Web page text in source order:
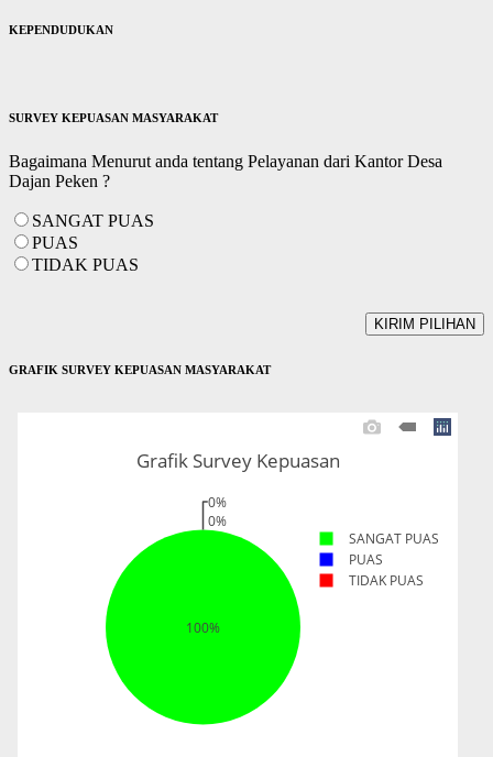
KEPENDUDUKAN
SURVEY KEPUASAN MASYARAKAT
Bagaimana Menurut anda tentang Pelayanan dari Kantor Desa
Dajan Peken ?
SANGAT PUAS
PUAS
TIDAK PUAS
GRAFIK SURVEY KEPUASAN MASYARAKAT